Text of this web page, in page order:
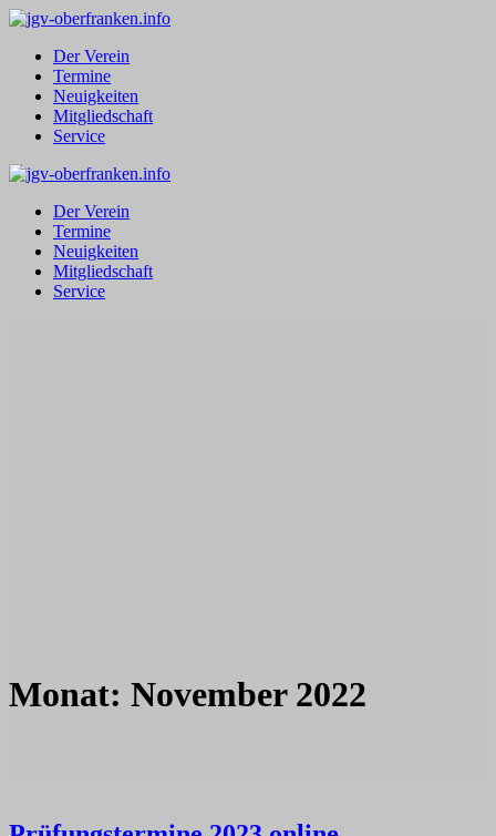
Zum
springenDer Verein
Termine
Neuigkeiten
Mitgliedschaft
Service
Der Verein
Termine
Neuigkeiten
Mitgliedschaft
Service
Monat: November 2022